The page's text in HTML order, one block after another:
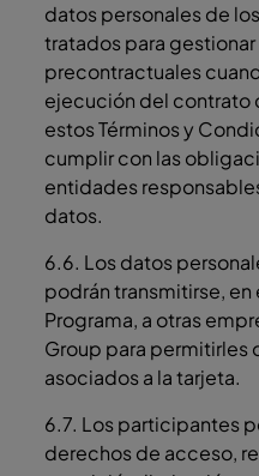
datos personales de
tratados para
precontractuales
ejecución del contrato
estos Términos y
cumplir con las
entidades
datos.
6.6. Los datos
podrán transmitirse,
Programa, a otras
Group para permitirles
asociados a la tarjeta.
6.7. Los participantes
derechos de acceso,